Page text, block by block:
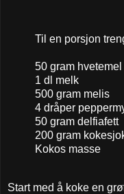
Til en porsjon
50 gram hvetemel
1 dl melk
500 gram melis
4 dråper
50 gram delfiafett
200 gram
Kokos masse
Start med å koke en